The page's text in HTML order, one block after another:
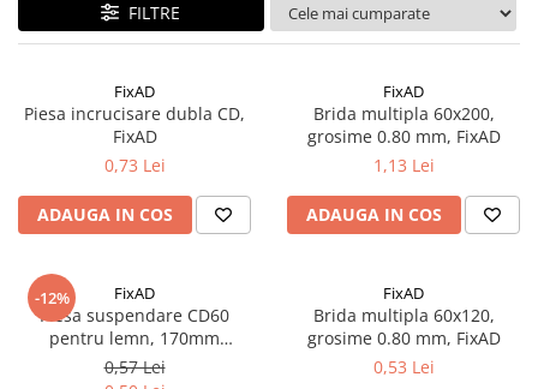
Lemn pentru constructii
Dusumea
Accesorii pentru cofraje
Materiale prafoase
Adezivi
Gleturi
Ipsos
FILTRE
FixAD
Piesa incrucisare dubla CD,
FixAD
0,73 Lei
ADAUGA IN COS
FixAD
Brida multipla 60x200,
grosime 0.80 mm, FixAD
1,13 Lei
ADAUGA IN COS
-12% FixAD
Piesa suspendare CD60
pentru lemn, 170mm
lungime, FixAD
0,57 Lei
FixAD
Brida multipla 60x120,
grosime 0.80 mm, FixAD
0,53 Lei